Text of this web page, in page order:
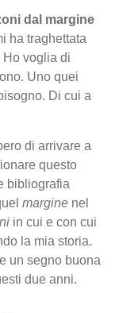
dal margine
ha traghettata
voglia di
Uno quei
Di cui a
di arrivare a
questo
bibliografia
margine nel
in cui e con cui
la mia storia.
un segno buona
due anni.